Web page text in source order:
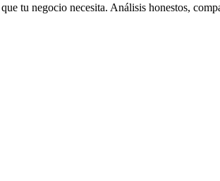
tu negocio necesita. Análisis honestos,